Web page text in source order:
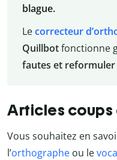
blague.
Lecorrecteur
Quillbotfonctionne
fautes et reformuler
Articles
Vous souhaitez en
l’orthographe ou le